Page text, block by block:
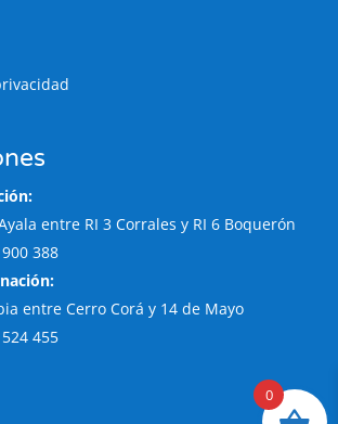
entre RI 3 Corrales y RI 6 Boquerón
388
entre Cerro Corá y 14 de Mayo
455
0